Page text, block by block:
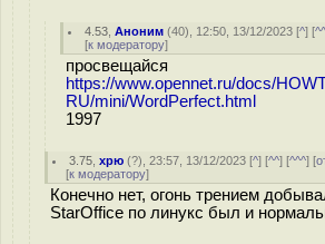
4.53 ,Аноним (40), 12:50, 13/12/2023 [^] [
[к модератору]
просвещайся
https://www.opennet.ru/docs/
RU/mini/WordPerfect.html
1997
3.75 ,хрю (?), 23:57, 13/12/2023 [^] [^^] [^^^] [
[к модератору]
Конечно нет, огонь трением
StarOffice по линукс был и